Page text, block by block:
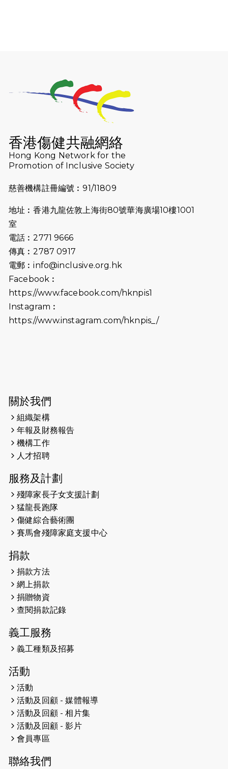
2026-07-23
猛龍長跑隊恆常練習 - 7月23日
（19:00開始）
猛龍長跑隊恆常練習 - 7月16日
2026-07-10
【猛龍戈壁118公里分享暨香港傷健共
融網絡15周年晚宴】
2026-07-09
猛龍長跑隊恆常練習 - 7月9日（19:00
2026-07-02
2026-06-25
（19:00開始）
2026-06-18
猛龍長跑隊恆常練習 - 6月18日
2026-06-11
猛龍長跑隊恆常練習 - 6月11日（19:00
2026-05-28
2026-05-22
2026-05-21
2026-05-14
（19:00開始）
2026-05-07
開始）
2026-04-30
2026-04-25
2026-04-24
2026-04-23
2026-04-19
2026-04-16
猛龍長跑隊恆常練習 - 4月16日
（19:00開始）
2026-04-12
香港傷健共融網絡
Hong Kong Network for the
Promotion of Inclusive Society
慈善機構註冊編號︰91/11809
地址︰香港九龍佐敦上海街80號華海廣場10樓1001
室
電話︰2771 9666
傳真︰2787 0917
電郵︰info@inclusive.org.hk
Facebook︰
https://www.facebook.com/hknpis1
Instagram︰
https://www.instagram.com/hknpis_/
關於我們
組織架構
年報及財務報告
機構工作
人才招聘
服務及計劃
殘障家長子女支援計劃
猛龍長跑隊
傷健綜合藝術團
賽馬會殘障家庭支援中心
捐款
捐款方法
網上捐款
捐贈物資
查閱捐款記錄
義工服務
義工種類及招募
活動
活動
活動及回顧 - 媒體報導
活動及回顧 - 相片集
活動及回顧 - 影片
會員專區
聯絡我們